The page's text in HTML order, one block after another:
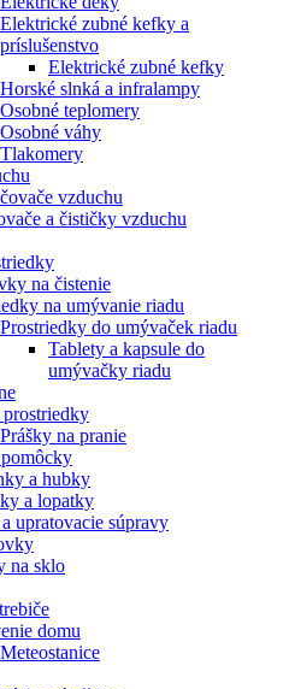
Elektrické zubné kefky a
príslušenstvo
Elektrické zubné kefky
Horské slnká a infralampy
Osobné teplomery
Osobné váhy
Tlakomery
vzduchu
a čističky vzduchu
na čistenie
na umývanie riadu
Prostriedky do umývaček riadu
Tablety a kapsule do
umývačky riadu
prostriedky
Prášky na pranie
a hubky
a lopatky
upratovacie súpravy
na sklo
domu
Meteostanice